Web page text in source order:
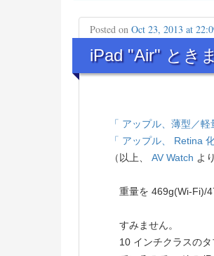
Posted on Oct 23, 2013 at
iPad "Air" とき
「 アップル、薄型／
「 アップル、 Retina
（以上、 AV Watch よ
重量を 469g(Wi-Fi)/
すみません。
10 インチクラスのタ